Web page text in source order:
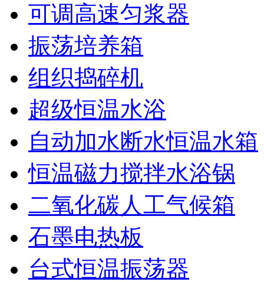
可调高速匀浆器
振荡培养箱
组织捣碎机
超级恒温水浴
自动加水断水恒温水箱
恒温磁力搅拌水浴锅
二氧化碳人工气候箱
石墨电热板
台式恒温振荡器